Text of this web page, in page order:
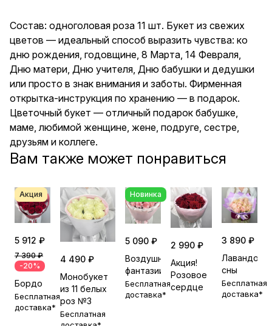
подарок бабушке, маме,
любимой женщине, жене,
подруге, сестре, друзьям и
коллеге.
Состав: одноголовая роза 11 шт. Букет из свежих
цветов — идеальный способ выразить чувства: ко
дню рождения, годовщине, 8 Марта, 14 Февраля,
Дню матери, Дню учителя, Дню бабушки и дедушки
или просто в знак внимания и заботы. Фирменная
открытка-инструкция по хранению — в подарок.
Цветочный букет — отличный подарок бабушке,
маме, любимой женщине, жене, подруге, сестре,
друзьям и коллеге.
Вам также может понравиться
Акция
5 912 ₽
7 390 ₽
-20%
Бордо
Бесплатная
доставка*
4 490 ₽
Монобукет
из 11 белых
роз №3
Бесплатная
Новинка
5 090 ₽
Воздушные
фантазии
Бесплатная
доставка*
2 990 ₽
Акция!
Розовое
сердце
3 890 ₽
сны
Бесплатная
доставка*